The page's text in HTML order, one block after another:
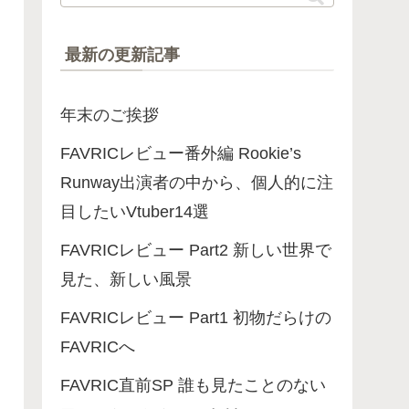
最新の更新記事
年末のご挨拶
FAVRICレビュー番外編 Rookie’s
Runway出演者の中から、個人的に注
目したいVtuber14選
FAVRICレビュー Part2 新しい世界で
見た、新しい風景
FAVRICレビュー Part1 初物だらけの
FAVRICへ
FAVRIC直前SP 誰も見たことのない